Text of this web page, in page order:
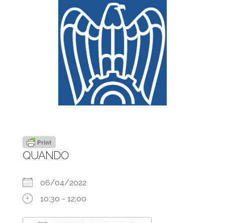
QUANDO
06/04/2022
10:30 - 12:00